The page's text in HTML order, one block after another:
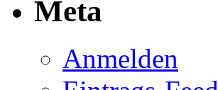
Meta
Anmelden